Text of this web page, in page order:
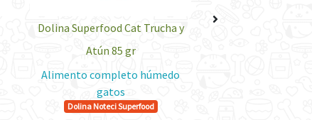
Dolina Superfood Cat Trucha y
Atún 85 gr
Alimento completo húmedo
gatos
Dolina Noteci Superfood